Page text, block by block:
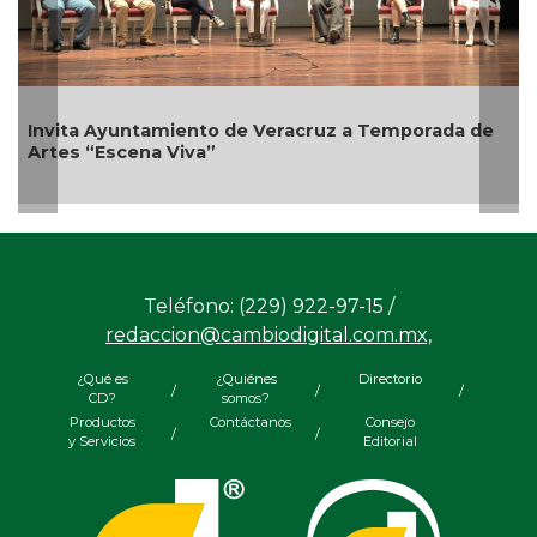
de Veracruz a Temporada de
Bicentenario
redaccion@cambiodigital.com.mx,
¿Qué es
CD?
/
¿Quiénes
/
Directorio
Editorial